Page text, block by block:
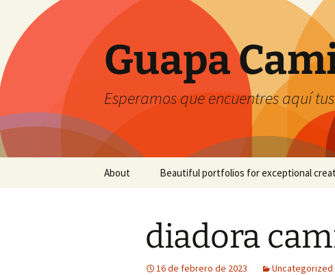
Guapa
Esperamos que encuentres aquí
About Beautiful portfolios for exceptional
diadora
16 de febrero de 2023 Uncategorized